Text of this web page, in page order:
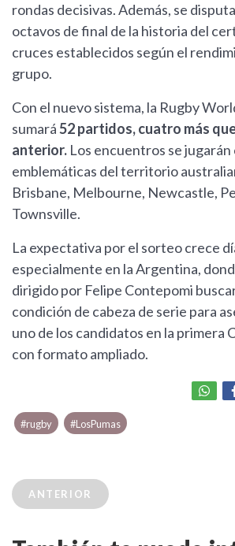
rondas decisivas. Además, se
octavos de final de la historia del
cruces establecidos según el
grupo.
Con el nuevo sistema, la Rugby
sumará52 partidos, cuatro más
anterior. Los encuentros se
emblemáticas del territorio
Brisbane, Melbourne, Newcastle,
Townsville.
La expectativa por el sorteo crece
especialmente en la Argentina,
dirigido por Felipe Contepomi
condición de cabeza de serie para
uno de los candidatos en la primera
con formato ampliado.
#rugby #LosPumas
ANTERIOR